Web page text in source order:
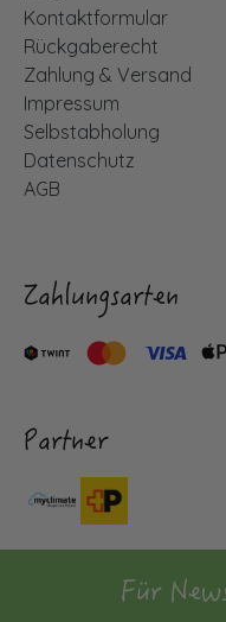
Kontaktformular
Rückgaberecht
Zahlung & Versand
Impressum
Selbstabholung
Datenschutz
AGB
Zahlungsarten
Partner
Für